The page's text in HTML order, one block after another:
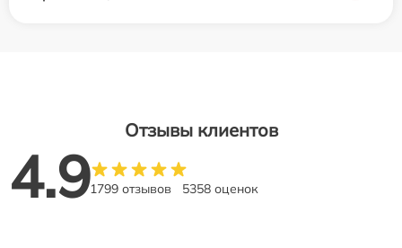
Отзывы клиентов
4.91799 отзывов 5358 оценок